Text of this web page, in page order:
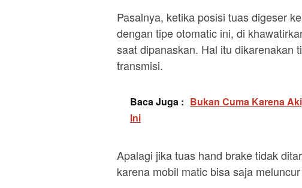
Pasalnya, ketika posisi tuas digeser
dengan tipe otomatic ini, di
saat dipanaskan. Hal itu dikarenakan
transmisi.
Baca Juga : Bukan Cuma Karena
Ini
Apalagi jika tuas hand brake tidak
karena mobil matic bisa saja